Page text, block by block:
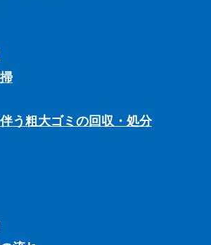
う粗大ゴミの回収・処分